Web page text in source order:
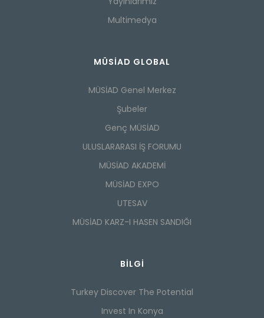
Multimedya
MÜSİAD GLOBAL
MÜSİAD Genel Merkez
Şubeler
Genç MÜSİAD
ULUSLARARASI İŞ FORUMU
MÜSİAD AKADEMİ
MÜSİAD EXPO
UTESAV
MÜSİAD KARZ-I HASEN SANDIĞI
BILGI
Turkey Discover The Potential
Invest In Konya